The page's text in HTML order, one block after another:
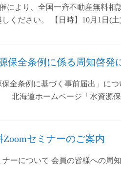
により、全国一斉不動産無料相
ください。 【日時】10月1日(
保全条例に係る周知啓発
全条例に基づく事前届出」に
北海道ホームページ「水資源
Zoomセミナーのご案内
ーについて 会員の皆様への周